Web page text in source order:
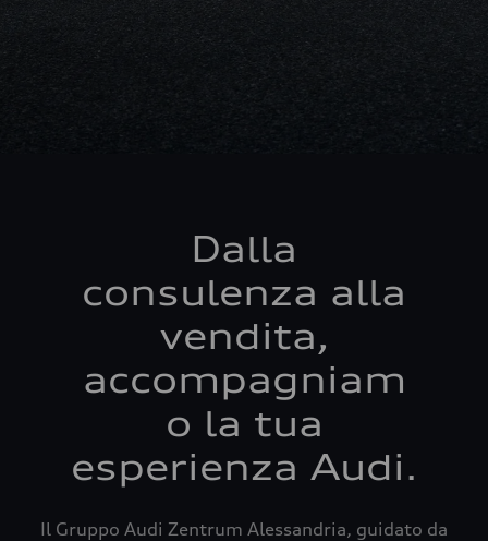
Dalla
consulenza alla
vendita,
accompagniam
o la tua
esperienza Audi.
Il Gruppo Audi Zentrum Alessandria, guidato da